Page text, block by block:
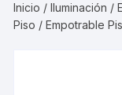
Inicio /Iluminación /
Piso / Empotrable